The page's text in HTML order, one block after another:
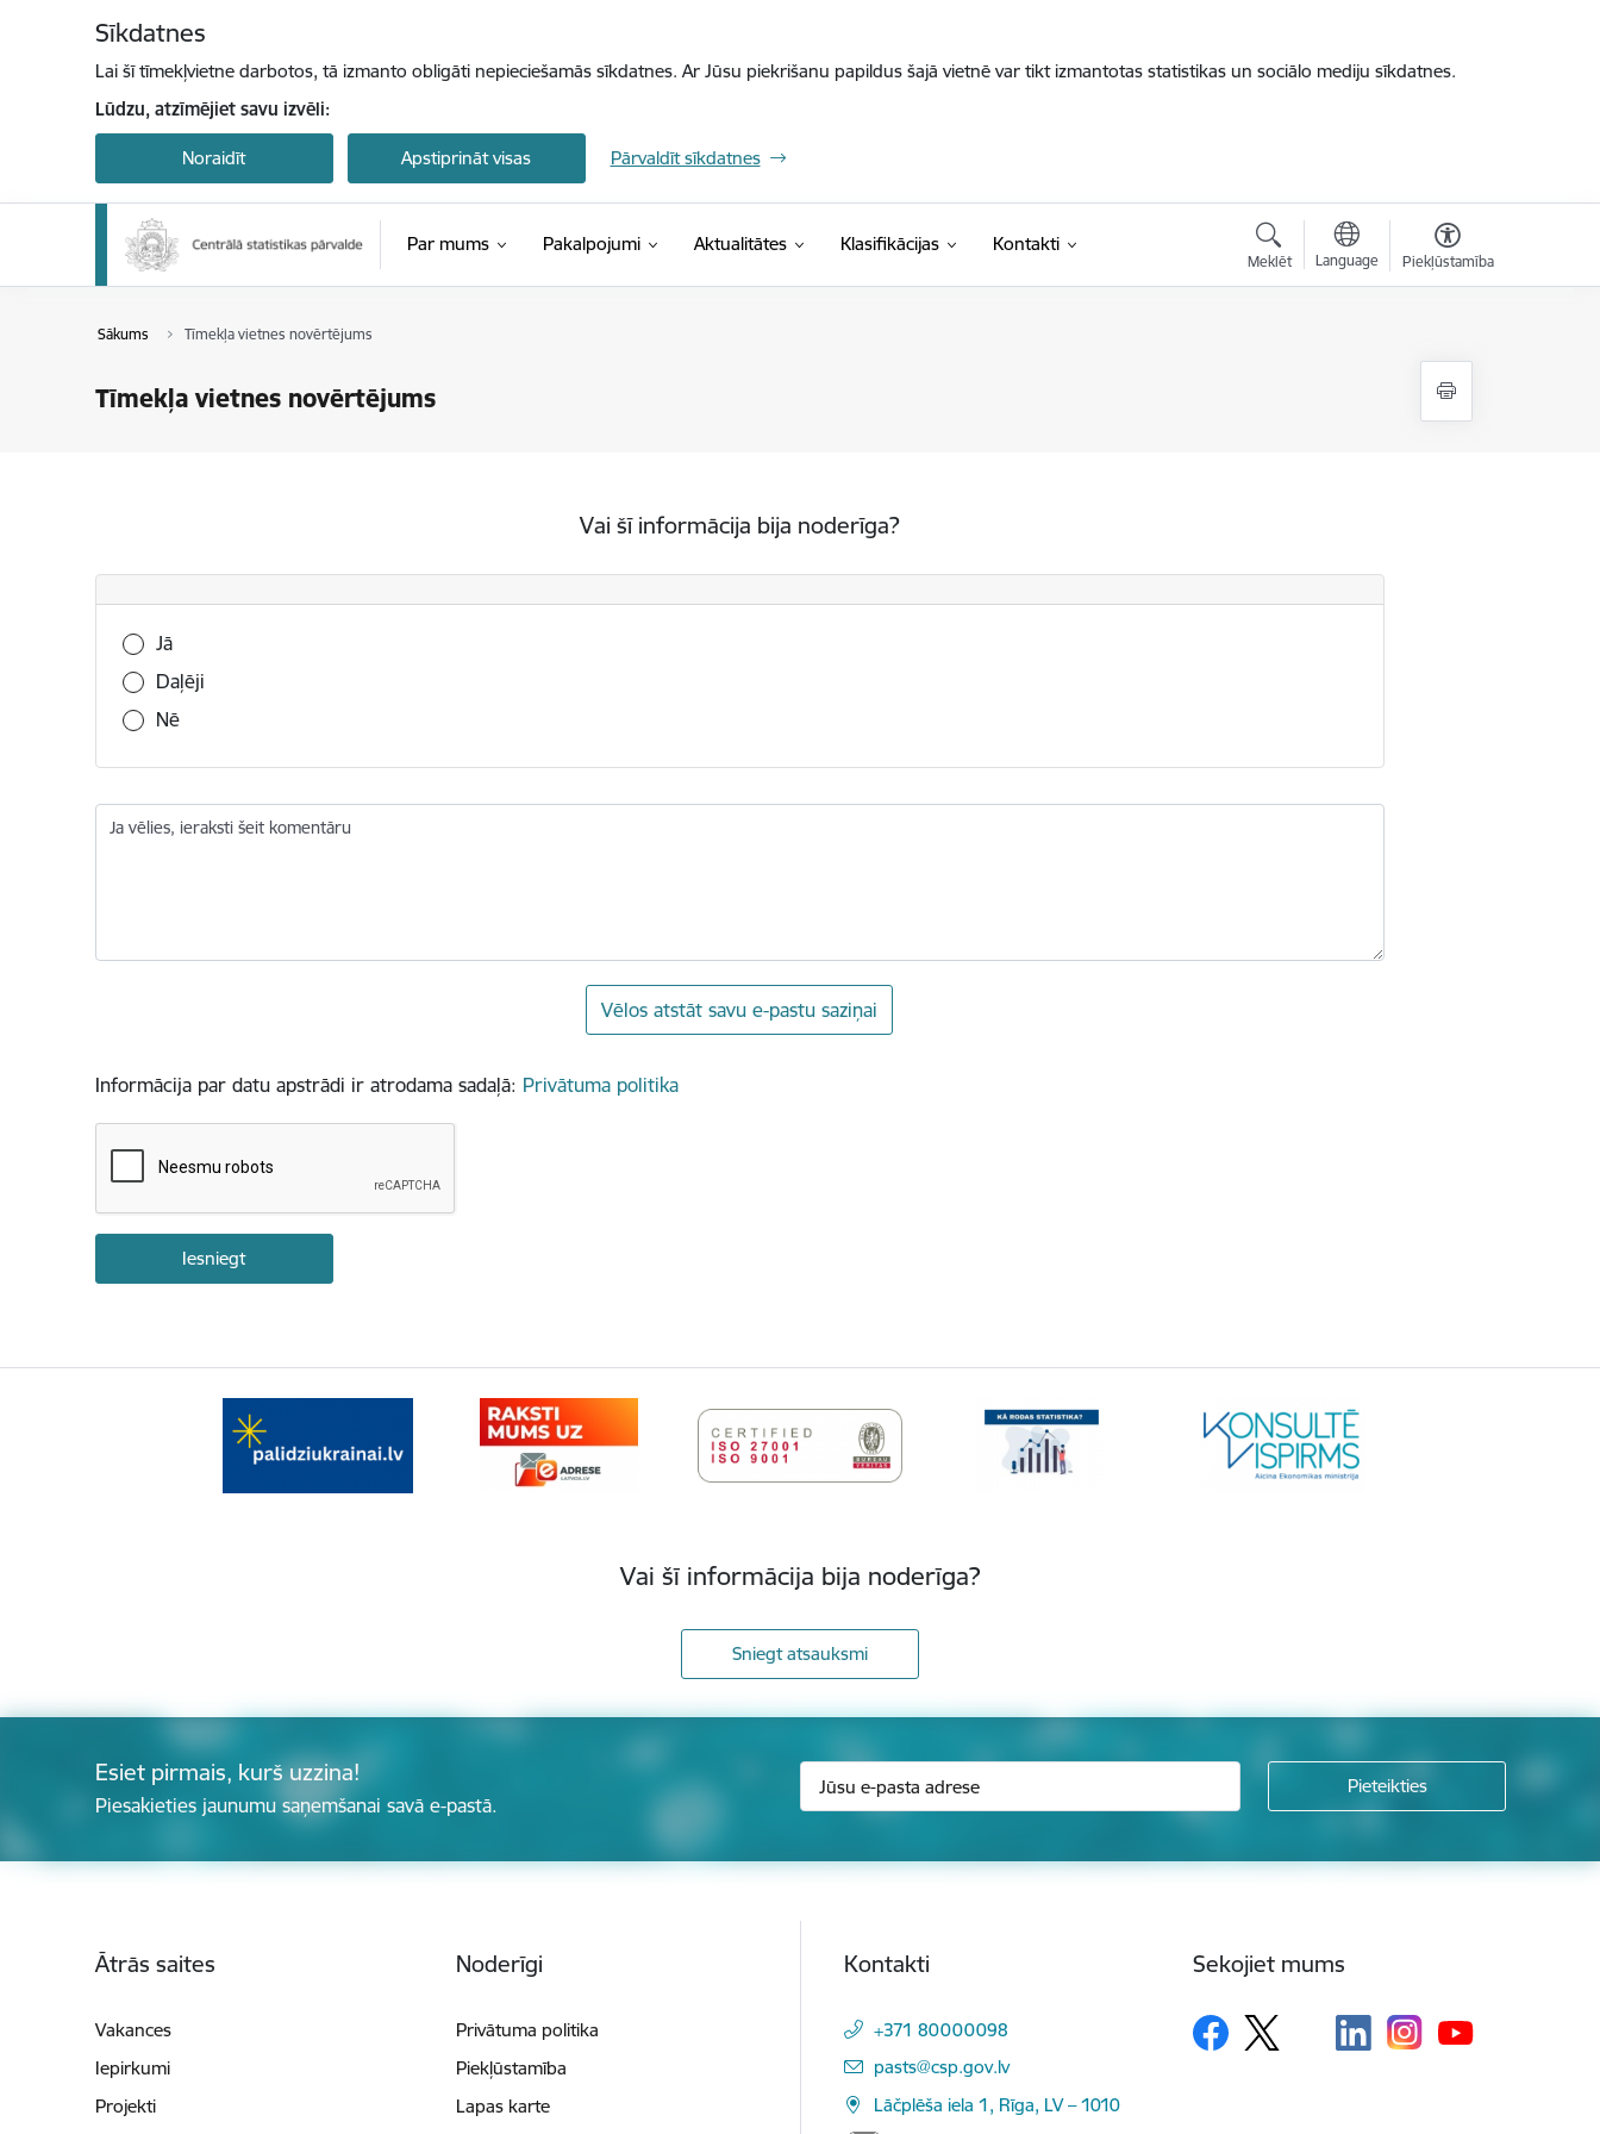
Sīkdatnes
Lai šī tīmekļvietne darbotos, tā izmanto obligāti nepieciešamās sīkdatnes. Ar Jūsu piekrišanu papildus šajā vietnē var tikt izmantotas statistikas un sociālo mediju sīkdatnes.
Lūdzu, atzīmējiet savu izvēli:
Noraidīt Apstiprināt visas Pārvaldīt sīkdatnes
Par mums Pakalpojumi Aktualitātes Klasifikācijas(Ārējā saite)
Kontakti
Meklēt Language Piekļūstamība
Sākums Tīmekļa vietnes novērtējums
Tīmekļa vietnes novērtējums
Vai šī informācija bija noderīga?
Vai šī informācija bija noderīga?
Jā
Daļēji
Nē
Ja vēlies, ieraksti šeit komentāru
Vēlos atstāt savu e-pastu saziņai
Informācija par datu apstrādi ir atrodama sadaļā: Privātuma politika
Vai šī informācija bija noderīga?
Sniegt atsauksmi
Esiet pirmais, kurš uzzina!
Piesakieties jaunumu saņemšanai savā e-pastā.
Ātrās saites
Vakances
Iepirkumi
Projekti
Noderīgi
Privātuma politika
Piekļūstamība
Lapas karte
Kontakti
+371 80000098
E-pasts:
pasts@csp.gov.lv
Lāčplēša iela 1, Rīga, LV – 1010
Sekojiet mums